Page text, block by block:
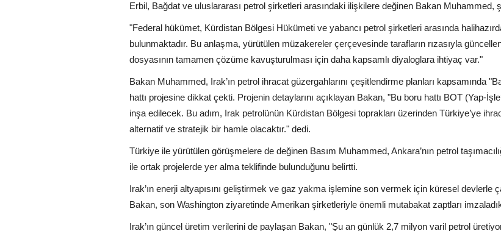
Erbil, Bağdat ve uluslararası petrol şirketleri arasındaki ilişkilere değinen Bakan Muhammed,
"Federal hükümet, Kürdistan Bölgesi Hükümeti ve yabancı petrol şirketleri arasında
bulunmaktadır. Bu anlaşma, yürütülen müzakereler çerçevesinde tarafların rızasıyla
dosyasının tamamen çözüme kavuşturulması için daha kapsamlı diyaloglara ihtiyaç var."
Bakan Muhammed, Irak’ın petrol ihracat güzergahlarını çeşitlendirme planları kapsamında
hattı projesine dikkat çekti. Projenin detaylarını açıklayan Bakan, "Bu boru hattı BOT (Yap-
inşa edilecek. Bu adım, Irak petrolünün Kürdistan Bölgesi toprakları üzerinden Türkiye’ye
alternatif ve stratejik bir hamle olacaktır." dedi.
Türkiye ile yürütülen görüşmelere de değinen Basım Muhammed, Ankara’nın petrol
ile ortak projelerde yer alma teklifinde bulunduğunu belirtti.
Irak’ın enerji altyapısını geliştirmek ve gaz yakma işlemine son vermek için küresel devlerle
Bakan, son Washington ziyaretinde Amerikan şirketleriyle önemli mutabakat zaptları
Irak’ın güncel üretim verilerini de paylaşan Bakan, "Şu an günlük 2,7 milyon varil petrol